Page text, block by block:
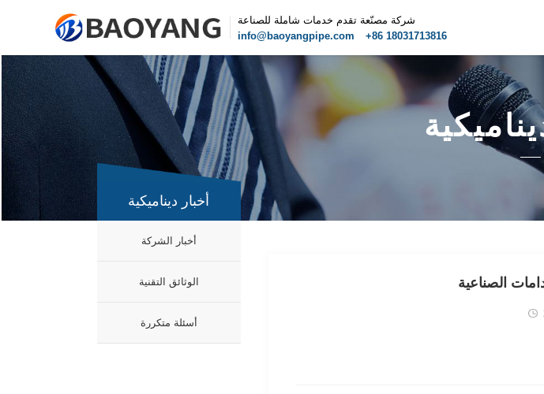
شركة مصنّعة تقدم خدمات شاملة للصناعة
info@baoyangpipe.com
+86 18031713816
أخبار ديناميكية
أخبار الشركة
الوثائق التقنية
أسئلة متكررة
الصناعية